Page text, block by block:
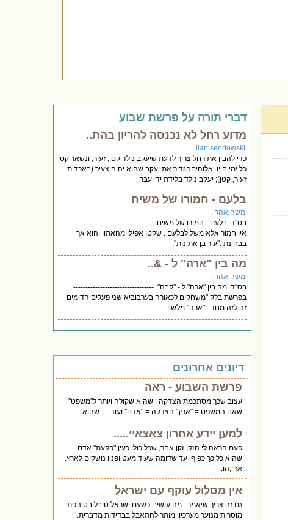
דברי תורה על פרשת שבוע
מדוע רחל לא נכנסה להריון בהת..
ilan sendowski
כדי להבין את רחל צריך לדעת שיעקב נולד קטן, זעיר, ונשאר קטן
כל ימי חייו. אלוהיםהגדיר את יעקב שהוא יהיה צעיר (באכדית
זעיר, קטן); יעקב נולד בלידת יד ועבר
בלעם - חמורו של משיח
משה אהרון
בס"ד. בלעם - חמורו של משיח. ------------------------------------.
אין חמור אלא משל לבלעם . שקטן אפילו מהאתון והוא אך
בבחינת :"עיר בן אתונות".
מה בין "ארה" ל - &..
משה אהרון
בס"ד. מה בין "ארה" ל - "קבה". ---------------------------------
בפרשת בלק "משחקים לכאורה בערבוביא שני פעלים הדומים
זה לזה מחד : "ארה" מלשון
דיונים אחרונים
פרשת השבוע - ראה
עצוב שכך מסתכמת הצדקה : שהיא שקולה ויותר ל"משפט"
שאם המשפט = "ארץ" הצדקה = "אדם" ועוד... . שהוא..
למען יידע אחרון צאצאיי.....
פעם הראה לי הזקן זקן אחר, שכל כולו כעין "פקעת" אדם .
שהוא כל כך כפוף. עד שדומה שעוד מעט ופניו נושקים לארץ.
אזיי,הו..
אין מסלול עוקף עם ישראל
גם זה צריך שיאמר : מה עושים כשעם ישראל טובל בטינופת
מוסרית מנוער מערכיו. מותר להתאבל בבדידות מדברית.